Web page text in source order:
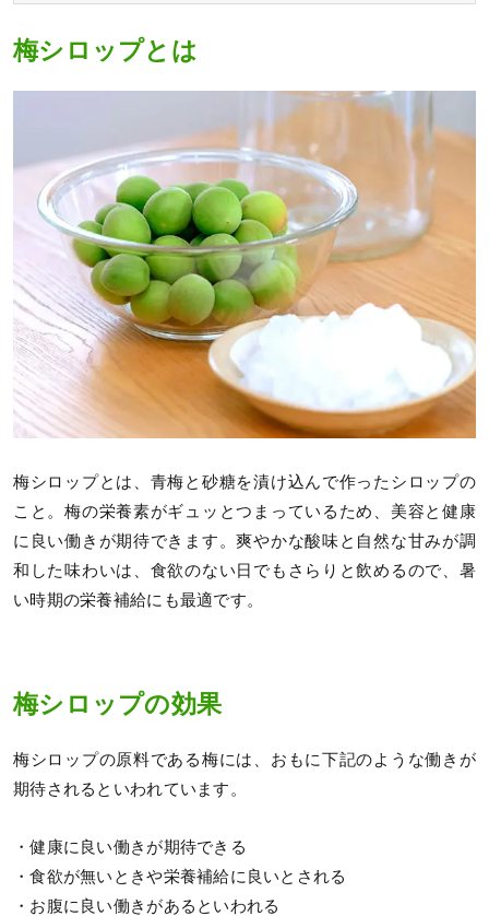
梅シロップとは
梅シロップとは、青梅と砂糖を漬け込んで作ったシロップの
こと。梅の栄養素がギュッとつまっているため、美容と健康
に良い働きが期待できます。爽やかな酸味と自然な甘みが調
和した味わいは、食欲のない日でもさらりと飲めるので、暑
い時期の栄養補給にも最適です。
梅シロップの効果
梅シロップの原料である梅には、おもに下記のような働きが
期待されるといわれています。
・健康に良い働きが期待できる
・食欲が無いときや栄養補給に良いとされる
・お腹に良い働きがあるといわれる